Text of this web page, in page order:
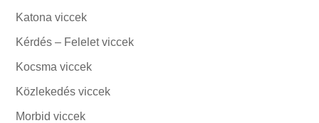
Katona viccek
Kérdés – Felelet viccek
Kocsma viccek
Közlekedés viccek
Morbid viccek